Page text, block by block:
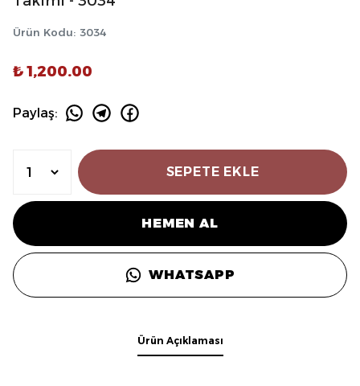
Ürün Kodu: 3034
₺ 1,200.00
Paylaş:
SEPETE EKLE
HEMEN AL
WHATSAPP
Ürün Açıklaması